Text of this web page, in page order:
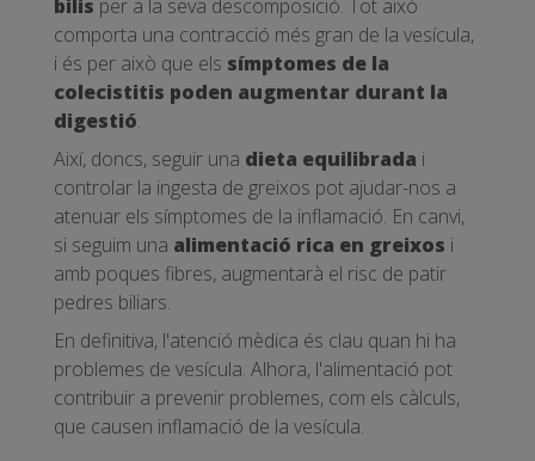
bilis per a la seva descomposició. Tot això
comporta una contracció més gran de la vesícula,
i és per això que els símptomes de la
colecistitis poden augmentar durant la
digestió.
Així, doncs, seguir una dieta equilibrada i
controlar la ingesta de greixos pot ajudar-nos a
atenuar els símptomes de la inflamació. En canvi,
si seguim una alimentació rica en greixos i
amb poques fibres, augmentarà el risc de patir
pedres biliars.
En definitiva, l'atenció mèdica és clau quan hi ha
problemes de vesícula. Alhora, l'alimentació pot
contribuir a prevenir problemes, com els càlculs,
que causen inflamació de la vesícula.